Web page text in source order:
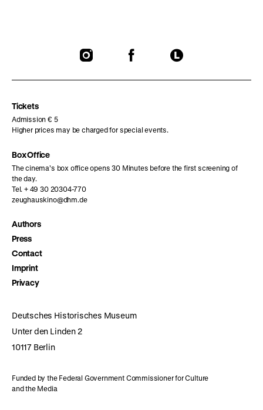
To
To
To
Tickets
Admission € 5
Higher prices may be charged for special events.
Box Office
The cinema’s box office opens 30 Minutes before the first screening of
the day.
Tel. + 49 30 20304-770
zeughauskino@dhm.de
Authors
Press
Contact
Imprint
Privacy
Deutsches Historisches Museum
Unter den Linden 2
10117 Berlin
Funded by the Federal Government Commissioner for Culture
and the Media